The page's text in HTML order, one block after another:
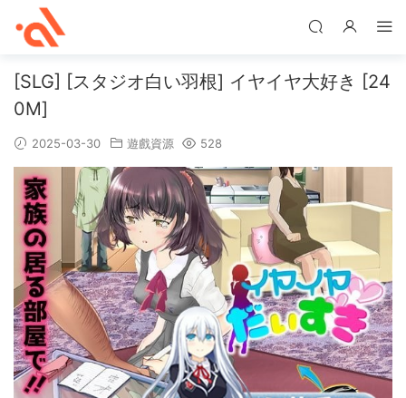
[SLG] [スタジオ白い羽根] イヤイヤ大好き [24
0M]
2025-03-30 遊戲資源 528